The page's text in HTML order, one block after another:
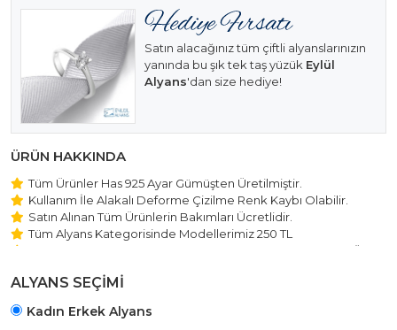
Satın alacağınız tüm çiftli alyanslarınızın
yanında bu şık tek taş yüzük Eylül
Alyans'dan size hediye!
ÜRÜN HAKKINDA
Tüm Ürünler Has 925 Ayar Gümüşten Üretilmiştir.
Kullanım İle Alakalı Deforme Çizilme Renk Kaybı Olabilir.
Satın Alınan Tüm Ürünlerin Bakımları Ücretlidir.
Tüm Alyans Kategorisinde Modellerimiz 250 TL
Beştaş Tektaş Kolye ve Bileklik Modellerimiz 150 TL Sabit Ücret
ALYANS SEÇİMİ
Kadın Erkek Alyans